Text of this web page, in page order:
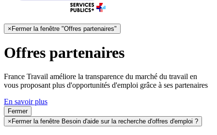
× Fermer la fenêtre "Offres partenaires"
Offres partenaires
France Travail améliore la transparence du marché du travail en
vous proposant plus d'opportunités d'emploi grâce à ses partenaires
En savoir plus
Fermer
× Fermer la fenêtre Besoin d'aide sur la recherche d'offres d'emploi ?